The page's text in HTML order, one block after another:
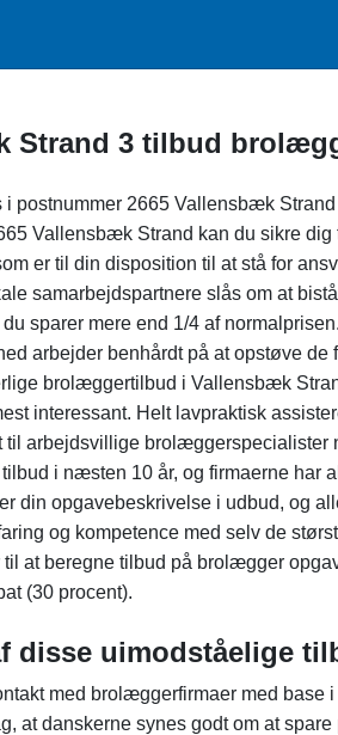
Strand 3 tilbud
i postnummer 2665 Vallensbæk
Vallensbæk Strand kan du sikre dig
er til din disposition til at stå for
samarbejdspartnere slås om at
sparer mere end 1/4 af normalprisen.
arbejder benhårdt på at opstøve de
brolæggertilbud i Vallensbæk
interessant. Helt lavpraktisk
til arbejdsvillige brolæggerspecialister
i næsten 10 år, og firmaerne har
din opgavebeskrivelse i udbud, og
og kompetence med selv de
at beregne tilbud på brolægger
(30 procent).
disse uimodståelige
med brolæggerfirmaer med
at danskerne synes godt om at